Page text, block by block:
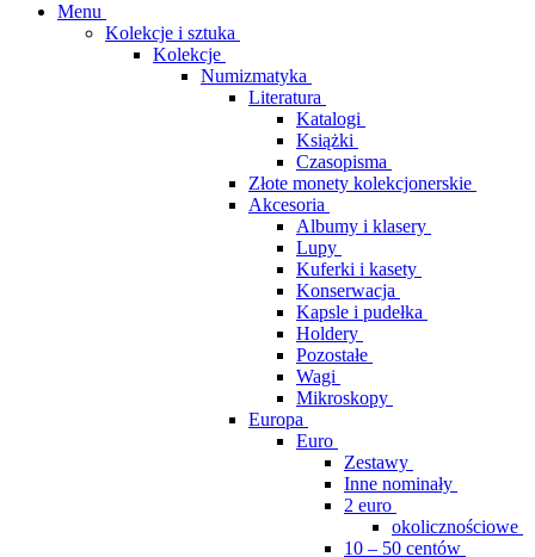
Menu
Kolekcje i sztuka
Kolekcje
Numizmatyka
Literatura
Katalogi
Książki
Czasopisma
Złote monety kolekcjonerskie
Akcesoria
Albumy i klasery
Lupy
Kuferki i kasety
Konserwacja
Kapsle i pudełka
Holdery
Pozostałe
Wagi
Mikroskopy
Europa
Euro
Zestawy
Inne nominały
2 euro
okolicznościowe
10 – 50 centów